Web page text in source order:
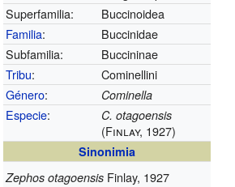
Superfamilia:
Buccinoidea
Familia:
Buccinidae
Subfamilia:
Buccininae
Tribu:
Cominellini
Género: Cominella
Especie: C. otagoensis
(Finlay, 1927)
Sinonimia
Zephos otagoensis Finlay, 1927